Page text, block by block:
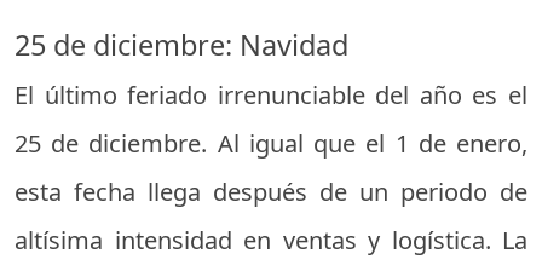
25 de diciembre: Navidad
El último feriado irrenunciable del año es el
25 de diciembre. Al igual que el 1 de enero,
esta fecha llega después de un periodo de
altísima intensidad en ventas y logística. La